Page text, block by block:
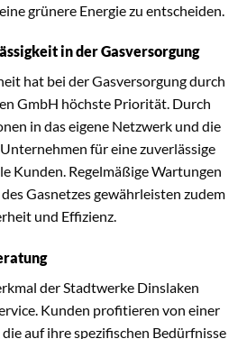
grünere Energie zu entscheiden.
in der Gasversorgung
hat bei der Gasversorgung durch
GmbH höchste Priorität. Durch
in das eigene Netzwerk und die
für eine zuverlässige
Kunden. Regelmäßige Wartungen
Gasnetzes gewährleisten zudem
und Effizienz.
der Stadtwerke Dinslaken
Kunden profitieren von einer
auf ihre spezifischen Bedürfnisse